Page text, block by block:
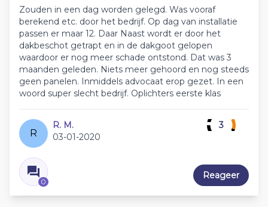
Zouden in een dag worden gelegd. Was vooraf
berekend etc. door het bedrijf. Op dag van installatie
passen er maar 12. Daar Naast wordt er door het
dakbeschot getrapt en in de dakgoot gelopen
waardoor er nog meer schade ontstond. Dat was 3
maanden geleden. Niets meer gehoord en nog steeds
geen panelen. Inmiddels advocaat erop gezet. In een
woord super slecht bedrijf. Oplichters eerste klas
R
R. M.
03-01-2020
0
3
Reageer